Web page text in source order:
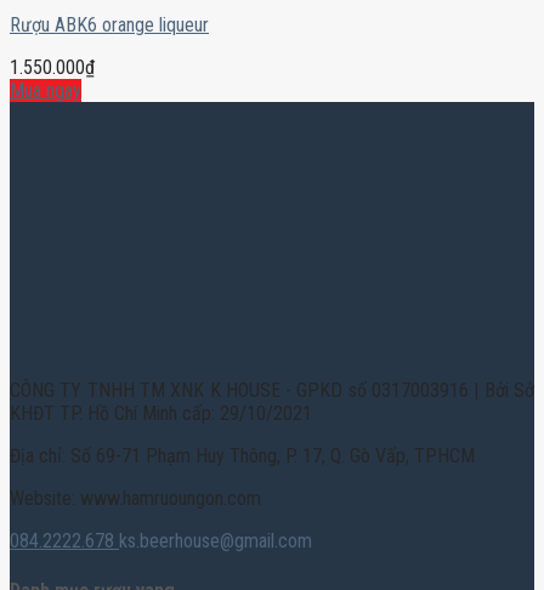
Rượu ABK6 orange liqueur
1.550.000₫
Mua ngay
CÔNG TY TNHH TM XNK K HOUSE - GPKD số 0317003916 | Bởi Sở
KHĐT TP. Hồ Chí Minh cấp: 29/10/2021
Địa chỉ: Số 69-71 Phạm Huy Thông, P. 17, Q. Gò Vấp, TPHCM
Website: www.hamruoungon.com
084.2222.678 ks.beerhouse@gmail.com